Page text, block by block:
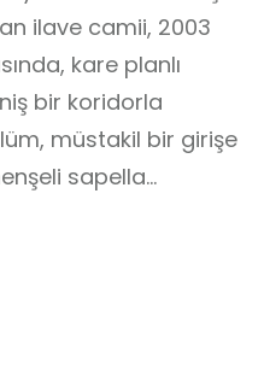
ilave camii, 2003
kare planlı
bir koridorla
müstakil bir girişe
sapella
zarif bir ters tavan
ahşap mihrap